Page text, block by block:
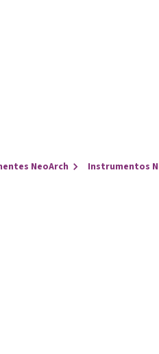
NeoArch Instrumentos